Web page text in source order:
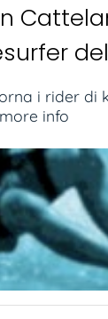
i rider di
info